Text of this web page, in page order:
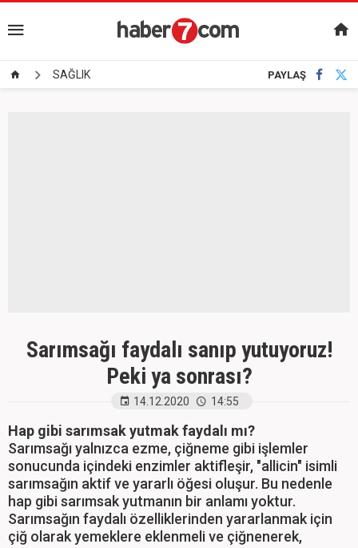
SAĞLIK PAYLAŞ
Sarımsağı faydalı sanıp yutuyoruz!
Peki ya sonrası?
14.12.2020 14:55
Hap gibi sarımsak yutmak faydalı mı?
Sarımsağı yalnızca ezme, çiğneme gibi işlemler
sonucunda içindeki enzimler aktifleşir, "allicin" isimli
sarımsağın aktif ve yararlı öğesi oluşur. Bu nedenle
hap gibi sarımsak yutmanın bir anlamı yoktur.
Sarımsağın faydalı özelliklerinden yararlanmak için
çiğ olarak yemeklere eklenmeli ve çiğnenerek,